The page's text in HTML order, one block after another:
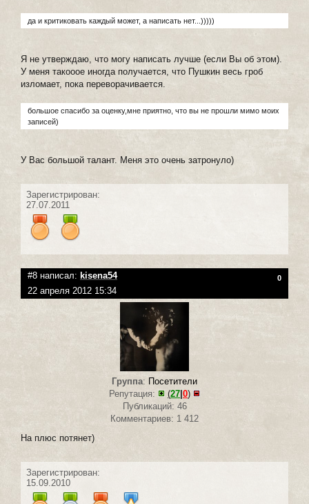
да и критиковать каждый может, а написать нет...)))))
Я не утверждаю, что могу написать лучше (если Вы об этом).
У меня такооое иногда получается, что Пушкин весь гроб
изломает, пока переворачивается.
большое спасибо за оценку,мне приятно, что вы не прошли мимо моих
записей)
У Вас большой талант. Меня это очень затронуло)
Зарегистрирован:
27.07.2011
#8 написал: kisena54 0
22 апреля 2012 15:34
Группа: Посетители
Репутация:
(27 0)
Публикаций: 46
Комментариев: 1 412
На плюс потянет)
Зарегистрирован:
15.09.2010